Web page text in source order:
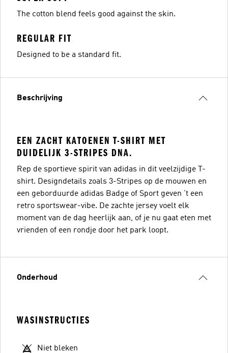
The cotton blend feels good against the skin.
REGULAR FIT
Designed to be a standard fit.
Beschrijving
EEN ZACHT KATOENEN T-SHIRT MET
DUIDELIJK 3-STRIPES DNA.
Rep de sportieve spirit van adidas in dit veelzijdige T-
shirt. Designdetails zoals 3-Stripes op de mouwen en
een geborduurde adidas Badge of Sport geven 't een
retro sportswear-vibe. De zachte jersey voelt elk
moment van de dag heerlijk aan, of je nu gaat eten met
vrienden of een rondje door het park loopt.
Onderhoud
WASINSTRUCTIES
Niet bleken